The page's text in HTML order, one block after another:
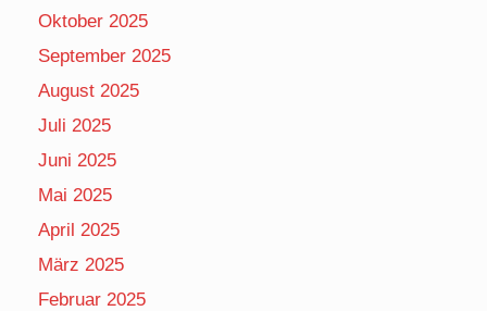
Oktober 2025
September 2025
August 2025
Juli 2025
Juni 2025
Mai 2025
April 2025
März 2025
Februar 2025